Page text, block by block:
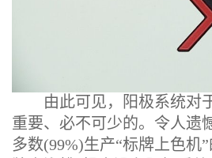
由此可见，阳极系统对
重要、必不可少的。令人遗
多数(99%)生产“标牌上色机